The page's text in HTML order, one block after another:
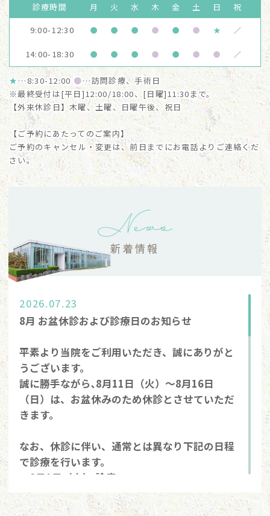
診療時間 月 火 水 木 金 土 日
祝
9:00-12:30
● ● ● ● ● ● ★ ／
14:00-18:30 ● ● ● ● ● ● ● ／
★…8:30-12:00 ●…訪問診療、手術日
※最終受付は[平日]12:00/18:00、[日曜]11:30まで。
【外来休診日】木曜、土曜、日曜午後、祝日
【ご予約にあたってのご案内】
ご予約のキャンセル・変更は、前日までにお電話よりご連絡くだ
さい。
News
新着情報
2026.07.23
8月 お盆休診および診療日のお知らせ
平素より当院をご利用いただき、誠にありがと
うございます。
誠に勝手ながら､8月11日（火）～8月16日
（日）は、お盆休みのため休診とさせていただ
きます。
なお、休診に伴い、通常とは異なり下記の日程
で診療を行います。
・8月1日（土） 診療
・8月20日（木） 診療